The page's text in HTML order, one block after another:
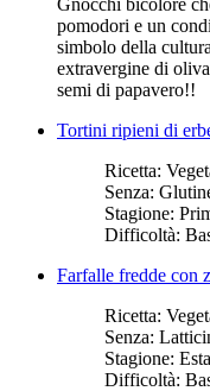
pomodori e un
simbolo della
extravergine di
semi di papavero!!
Tortini ripieni di
Ricetta:
Senza:
Stagione:
Difficoltà:
Farfalle fredde con
Ricetta:
Senza:
Stagione:
Difficoltà: